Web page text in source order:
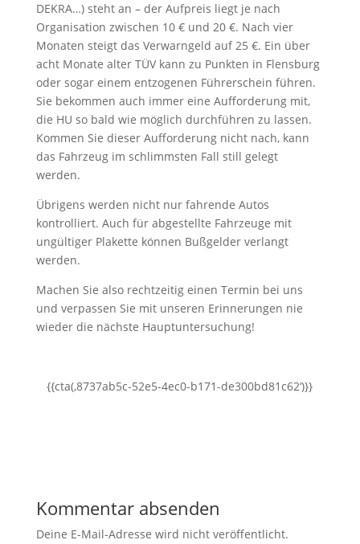
DEKRA…) steht an – der Aufpreis liegt je nach
Organisation zwischen 10 € und 20 €. Nach vier
Monaten steigt das Verwarngeld auf 25 €. Ein über
acht Monate alter TÜV kann zu Punkten in Flensburg
oder sogar einem entzogenen Führerschein führen.
Sie bekommen auch immer eine Aufforderung mit,
die HU so bald wie möglich durchführen zu lassen.
Kommen Sie dieser Aufforderung nicht nach, kann
das Fahrzeug im schlimmsten Fall still gelegt
werden.
Übrigens werden nicht nur fahrende Autos
kontrolliert. Auch für abgestellte Fahrzeuge mit
ungültiger Plakette können Bußgelder verlangt
werden.
Machen Sie also rechtzeitig einen Termin bei uns
und verpassen Sie mit unseren Erinnerungen nie
wieder die nächste Hauptuntersuchung!
{{cta(‚8737ab5c-52e5-4ec0-b171-de300bd81c62‘)}}
Kommentar absenden
Deine E-Mail-Adresse wird nicht veröffentlicht.